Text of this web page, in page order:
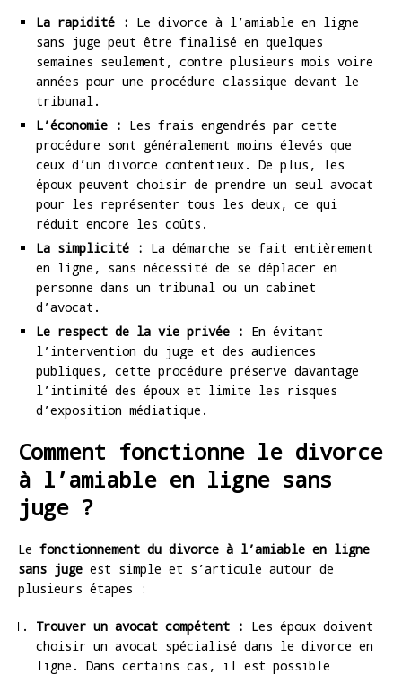
La rapidité : Le divorce à l’amiable en ligne
sans juge peut être finalisé en quelques
semaines seulement, contre plusieurs mois voire
années pour une procédure classique devant le
tribunal.
L’économie : Les frais engendrés par cette
procédure sont généralement moins élevés que
ceux d’un divorce contentieux. De plus, les
époux peuvent choisir de prendre un seul avocat
pour les représenter tous les deux, ce qui
réduit encore les coûts.
La simplicité : La démarche se fait entièrement
en ligne, sans nécessité de se déplacer en
personne dans un tribunal ou un cabinet
d’avocat.
Le respect de la vie privée : En évitant
l’intervention du juge et des audiences
publiques, cette procédure préserve davantage
l’intimité des époux et limite les risques
d’exposition médiatique.
Comment fonctionne le divorce
à l’amiable en ligne sans
juge ?
Le fonctionnement du divorce à l’amiable en ligne
sans juge est simple et s’articule autour de
plusieurs étapes :
Trouver un avocat compétent : Les époux doivent
choisir un avocat spécialisé dans le divorce en
ligne. Dans certains cas, il est possible